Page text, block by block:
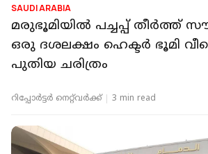
SAUDI ARABIA
മരുഭൂമിയിൽ പച്ചപ്പ് തീർത്ത്
ഒരു ദശലക്ഷം ഹെക്ടർ ഭൂമി
പുതിയ ചരിത്രം
റിപ്പോർട്ടർ നെറ്റ്‌വര്‍ക്ക്‌ 3 min read